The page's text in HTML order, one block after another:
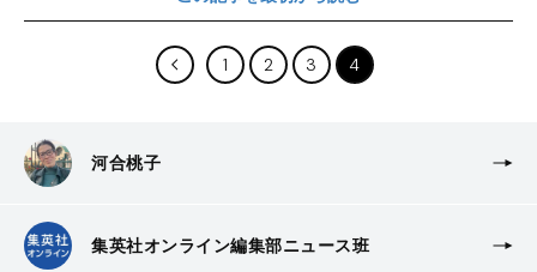
1 2 3 4
河合桃子
集英社オンライン編集部ニュース班